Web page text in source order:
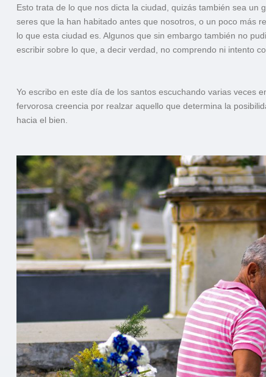
Esto trata de lo que nos dicta la ciudad, quizás también sea
seres que la han habitado antes que nosotros, o un poco más
lo que esta ciudad es. Algunos que sin embargo también no
escribir sobre lo que, a decir verdad, no comprendo ni intento
Yo escribo en este día de los santos escuchando varias veces
fervorosa creencia por realzar aquello que determina la
hacia el bien.